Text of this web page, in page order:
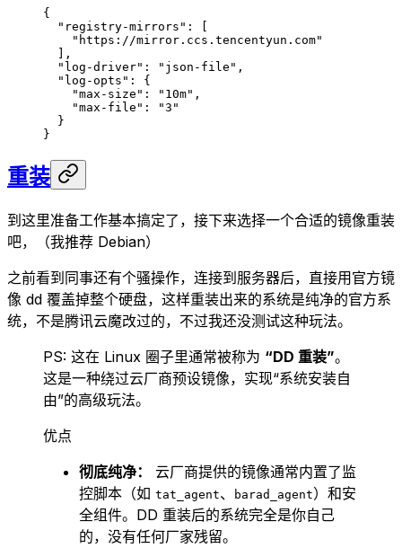
{
  "registry-mirrors"
: [
    "https://mirror.ccs.tencentyun.com"
  ],
  "log-driver"
: "json-file" ,
  "log-opts"
: {
    "max-size"
: "10m" ,
    "max-file"
:
"3"
  }
}
重装
到这里准备工作基本搞定了，接下来选择一个合适的镜像重装
吧，（我推荐 Debian）
之前看到同事还有个骚操作，连接到服务器后，直接用官方镜
像 dd 覆盖掉整个硬盘，这样重装出来的系统是纯净的官方系
统，不是腾讯云魔改过的，不过我还没测试这种玩法。
PS: 这在 Linux 圈子里通常被称为 “DD 重装”。
这是一种绕过云厂商预设镜像，实现“系统安装自
由”的高级玩法。
优点
彻底纯净：
云厂商提供的镜像通常内置了监
控脚本（如 tat_agent、 barad_agent）和安
全组件。DD 重装后的系统完全是你自己
的，没有任何厂家残留。